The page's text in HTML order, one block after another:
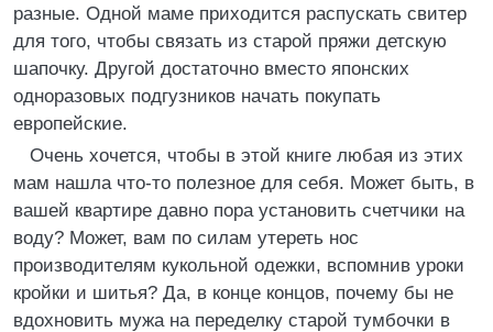
разные. Одной маме приходится распускать свитер
для того, чтобы связать из старой пряжи детскую
шапочку. Другой достаточно вместо японских
одноразовых подгузников начать покупать
европейские.
Очень хочется, чтобы в этой книге любая из этих
мам нашла что-то полезное для себя. Может быть, в
вашей квартире давно пора установить счетчики на
воду? Может, вам по силам утереть нос
производителям кукольной одежки, вспомнив уроки
кройки и шитья? Да, в конце концов, почему бы не
вдохновить мужа на переделку старой тумбочки в